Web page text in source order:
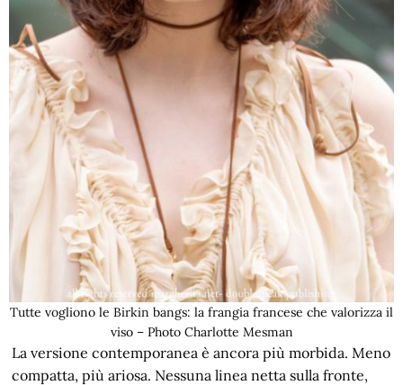
Tutte vogliono le Birkin bangs: la frangia francese che valorizza il
viso – Photo Charlotte Mesman
La versione contemporanea è ancora più morbida. Meno
compatta, più ariosa. Nessuna linea netta sulla fronte,